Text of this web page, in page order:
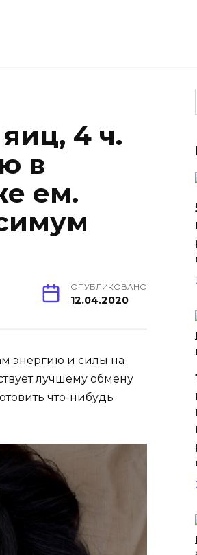
4 ч.
в
ем.
ОПУБЛИКОВАНО
12.04.2020
энергию и силы на
лучшему обмену
что-нибудь